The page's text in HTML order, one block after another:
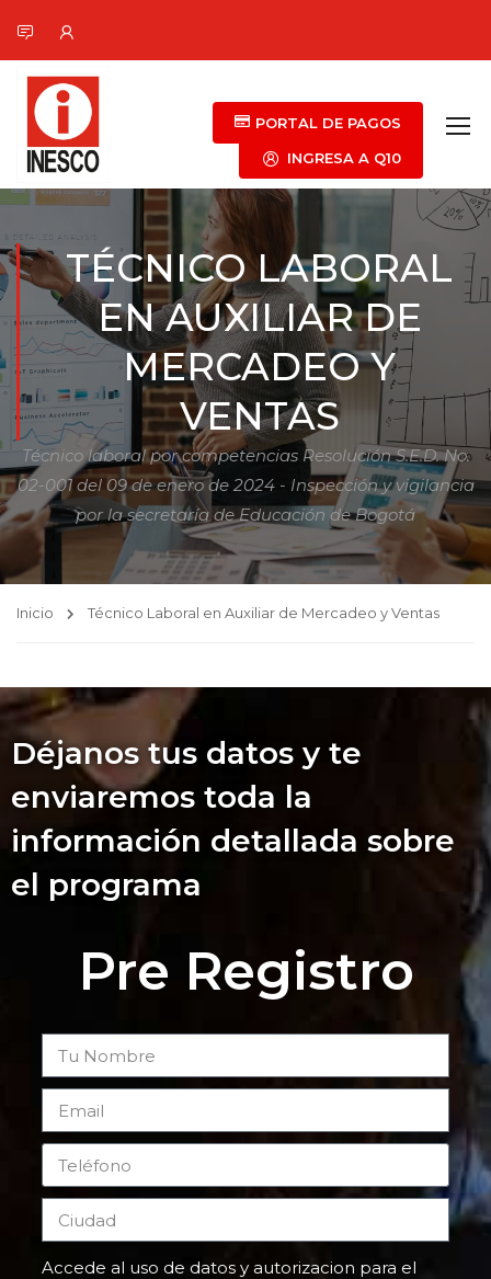
PORTAL DE PAGOS
INGRESA A Q10
TÉCNICO LABORAL
EN AUXILIAR DE
MERCADEO Y
VENTAS
Técnico laboral por competencias Resolución S.E.D. No.
02-001 del 09 de enero de 2024 - Inspección y vigilancia
por la secretaría de Educación de Bogotá
Inicio Técnico Laboral en Auxiliar de Mercadeo y Ventas
Déjanos tus datos y te
enviaremos toda la
información detallada sobre
el programa
Pre Registro
Accede al uso de datos y autorizacion para el